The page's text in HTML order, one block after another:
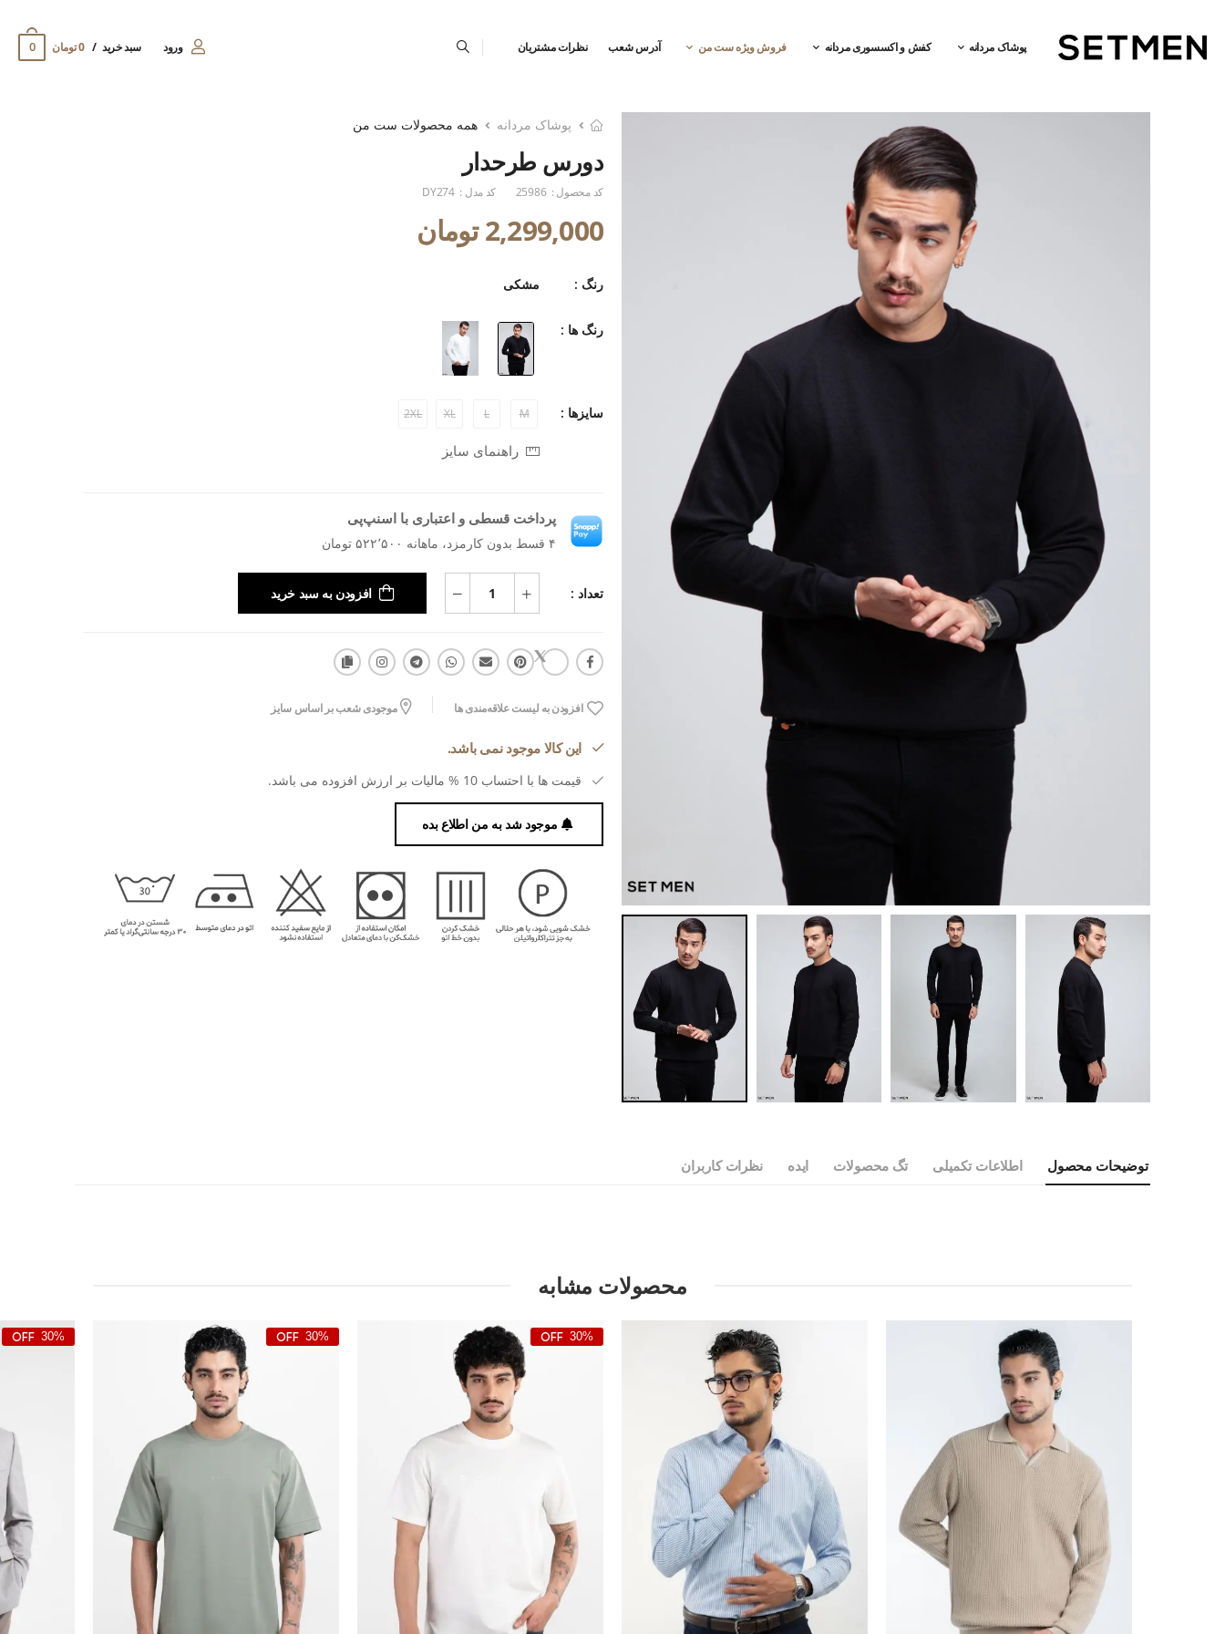
پوشاک مردانه کفش و اکسسوری مردانه فروش ویژه ست من آدرس شعب نظرات مشتریان ورود سبد خرید 0 تومان 0
پوشاک مردانه همه محصولات ست من
دورس طرحدار
کد محصول : 25986 کد مدل : DY274
2,299,000 تومان
رنگ : مشکی
رنگ ها :
سایزها : M
L
XL
2XL
راهنمای سایز
پرداخت قسطی و اعتباری با اسنپ‌پی
۴ قسط بدون کارمزد، ماهانه ۵۲۲٬۵۰۰ تومان
تعداد : افزودن به سبد خرید
افزودن به لیست علاقه‌مندی ها موجودی شعب بر اساس سایز
این کالا موجود نمی باشد.
قیمت ها با احتساب 10 % مالیات بر ارزش افزوده می باشد.
موجود شد به من اطلاع بده
توضیحات محصول اطلاعات تکمیلی تگ محصولات ایده نظرات کاربران
محصولات مشابه
30%
30%
30%